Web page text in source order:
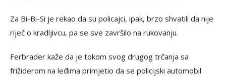
Za Bi-Bi-Si je rekao da su policajci, ipak, brzo shvatili da nije
riječ o kradljivcu, pa se sve završilo na rukovanju.
Ferbrader kaže da je tokom svog drugog trčanja sa
frižiderom na leđima primjetio da se policijski automobil